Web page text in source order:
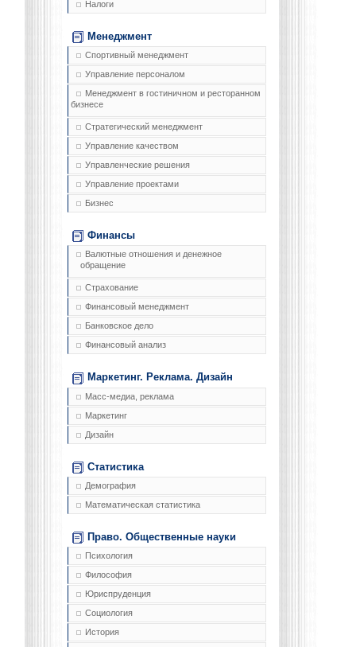
Налоги
Менеджмент
Спортивный менеджмент
Управление персоналом
Менеджмент в гостиничном и ресторанном
бизнесе
Стратегический менеджмент
Управление качеством
Управленческие решения
Управление проектами
Бизнес
Финансы
Валютные отношения и денежное
обращение
Страхование
Финансовый менеджмент
Банковское дело
Финансовый анализ
Маркетинг. Реклама. Дизайн
Масс-медиа, реклама
Маркетинг
Дизайн
Статистика
Демография
Математическая статистика
Право. Общественные науки
Психология
Философия
Юриспруденция
Социология
История